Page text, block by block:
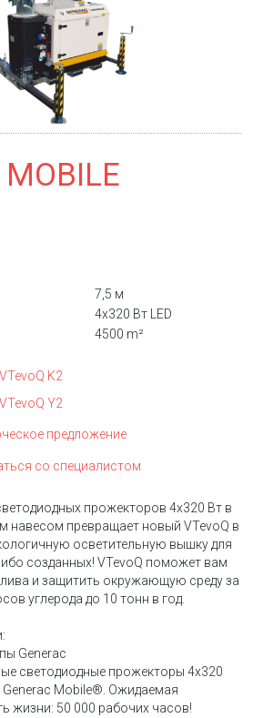
MOBILE
7,5 м
4x320 Вт LED
4500 m²
K2
Y2
предложение
со специалистом
прожекторов 4x320 Вт в
навесом превращает новый VTevoQ в
осветительную вышку для
созданных! VTevoQ поможет вам
и защитить окружающую среду за
углерода до 10 тонн в год.
Generac
светодиодные прожекторы 4x320
Generac Mobile®. Ожидаемая
жизни: 50 000 рабочих часов!